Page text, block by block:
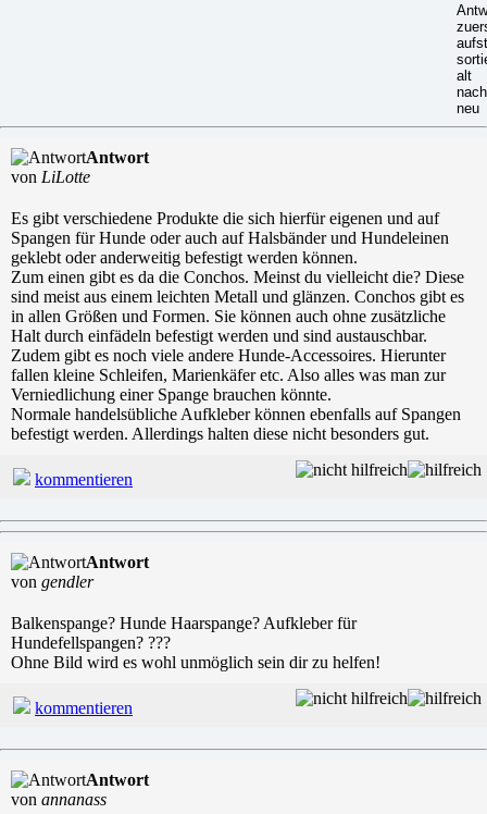
Antwort
von LiLotte
Es gibt verschiedene Produkte die sich hierfür eigenen und auf
Spangen für Hunde oder auch auf Halsbänder und Hundeleinen
geklebt oder anderweitig befestigt werden können.
Zum einen gibt es da die Conchos. Meinst du vielleicht die? Diese
sind meist aus einem leichten Metall und glänzen. Conchos gibt es
in allen Größen und Formen. Sie können auch ohne zusätzliche
Halt durch einfädeln befestigt werden und sind austauschbar.
Zudem gibt es noch viele andere Hunde-Accessoires. Hierunter
fallen kleine Schleifen, Marienkäfer etc. Also alles was man zur
Verniedlichung einer Spange brauchen könnte.
Normale handelsübliche Aufkleber können ebenfalls auf Spangen
befestigt werden. Allerdings halten diese nicht besonders gut.
kommentieren
Antwort
von gendler
Balkenspange? Hunde Haarspange? Aufkleber für
Hundefellspangen? ???
Ohne Bild wird es wohl unmöglich sein dir zu helfen!
kommentieren
Antwort
von annanass